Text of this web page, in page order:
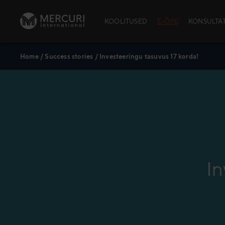
KOOLITUSED
AVATUD
Praktiline
E-ÕPE
Home/Success stories / Investeeringu tasuvus 17 korda!